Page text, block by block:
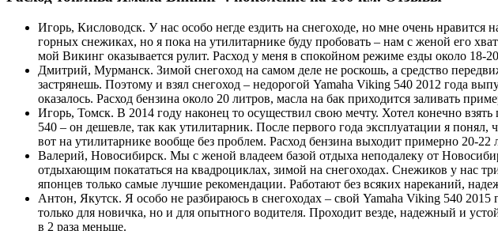
Игорь, Кисловодск. У нас особо негде ездить на снегоходе, но мне очень
горных снежиках, но я пока на утилитарнике буду пробовать – нам с женой его
мой Викинг оказывается рулит. Расход у меня в спокойном режиме езды около 18-
Дмитрий, Мурманск. Зимой снегоход на самом деле не роскошь, а средство
застрянешь. Поэтому и взял снегоход – недорогой Yamaha Viking 540 2012 года
оказалось. Расход бензина около 20 литров, масла на бак приходится заливать
Игорь, Томск. В 2014 году наконец то осуществил свою мечту. Хотел конечно
540 – он дешевле, так как утилитарник. После первого года эксплуатации я
вот на утилитарнике вообще без проблем. Расход бензина выходит примерно 20-22
Валерий, Новосибирск. Мы с женой владеем базой отдыха неподалеку от
отдыхающим покататься на квадроциклах, зимой на снегоходах. Снежиков у нас
японцев только самые лучшие рекомендации. Работают без всяких нареканий,
Антон, Якутск. Я особо не разбираюсь в снегоходах – свой Yamaha Viking 540
только для новичка, но и для опытного водителя. Проходит везде, надежный и
в 2 раза меньше.